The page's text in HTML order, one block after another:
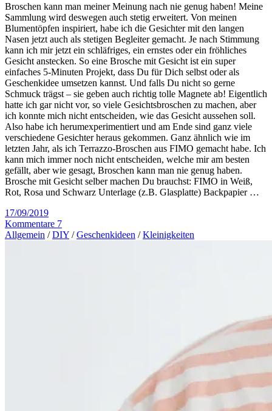
Broschen kann man meiner Meinung nach nie genug haben! Meine
Sammlung wird deswegen auch stetig erweitert. Von meinen
Blumentöpfen inspiriert, habe ich die Gesichter mit den langen
Nasen jetzt auch als stetigen Begleiter gemacht. Je nach Stimmung
kann ich mir jetzt ein schläfriges, ein ernstes oder ein fröhliches
Gesicht anstecken. So eine Brosche mit Gesicht ist ein super
einfaches 5-Minuten Projekt, dass Du für Dich selbst oder als
Geschenkidee umsetzen kannst. Und falls Du nicht so gerne
Schmuck trägst – sie geben auch richtig tolle Magnete ab! Eigentlich
hatte ich gar nicht vor, so viele Gesichtsbroschen zu machen, aber
ich konnte mich nicht entscheiden, wie das Gesicht aussehen soll.
Also habe ich herumexperimentiert und am Ende sind ganz viele
verschiedene Gesichter heraus gekommen. Ganz ähnlich wie im
letzten Jahr, als ich Terrazzo-Broschen aus FIMO gemacht habe. Ich
kann mich immer noch nicht entscheiden, welche mir am besten
gefällt, aber wie gesagt, Broschen kann man nie genug haben.
Brosche mit Gesicht selber machen Du brauchst: FIMO in Weiß,
Rot, Rosa und Schwarz Unterlage (z.B. Glasplatte) Backpapier …
17/09/2019
Kommentare 7
Allgemein /DIY /Geschenkideen /Kleinigkeiten